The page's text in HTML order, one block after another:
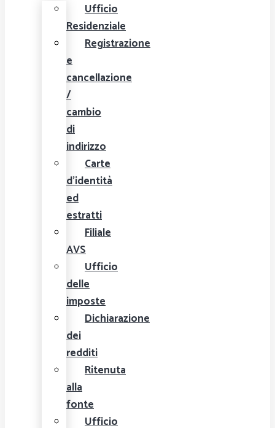
Ufficio
Residenziale
Registrazione
e
cancellazione
/
cambio
di
indirizzo
Carte
d'identità
ed
estratti
Filiale
AVS
Ufficio
delle
imposte
Dichiarazione
dei
redditi
Ritenuta
alla
fonte
Ufficio